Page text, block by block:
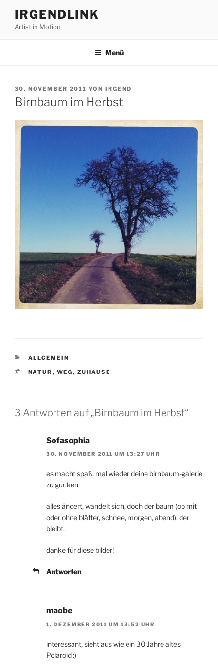
Inhalt
springen
IRGENDLINK
Artist in Motion
Menü
VERÖFFENTLICHT
AM
30. NOVEMBER 2011 VON IRGEND
Birnbaum im Herbst
KATEGORIEN
ALLGEMEIN
SCHLAGWÖRTER
NATUR , WEG , ZUHAUSE
3 Antworten auf „Birnbaum im Herbst“
Sofasophia
30. NOVEMBER 2011 UM 13:27 UHR
es macht spaß, mal wieder deine birnbaum-galerie
zu gucken:
alles ändert, wandelt sich, doch der baum (ob mit
oder ohne blätter, schnee, morgen, abend), der
bleibt.
danke für diese bilder!
Antworten
maobe
1. DEZEMBER 2011 UM 13:52 UHR
interessant, sieht aus wie ein 30 Jahre altes
Polaroid :)